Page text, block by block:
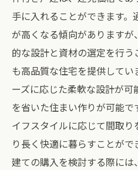
手に入れることができます
が高くなる傾向があります
的な設計と資材の選定を行
も高品質な住宅を提供してい
ーズに応じた柔軟な設計が
を省いた住まい作りが可能
イフスタイルに応じて間取
り長く快適に暮らすことが
建ての購入を検討する際に